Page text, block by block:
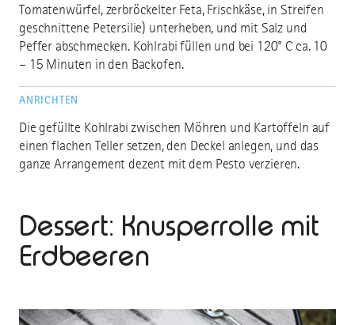
Tomatenwürfel, zerbröckelter Feta, Frischkäse, in Streifen
geschnittene Petersilie) unterheben, und mit Salz und
Peffer abschmecken. Kohlrabi füllen und bei 120° C ca. 10
– 15 Minuten in den Backofen.
ANRICHTEN
Die gefüllte Kohlrabi zwischen Möhren und Kartoffeln auf
einen flachen Teller setzen, den Deckel anlegen, und das
ganze Arrangement dezent mit dem Pesto verzieren.
Dessert: Knusperrolle mit
Erdbeeren